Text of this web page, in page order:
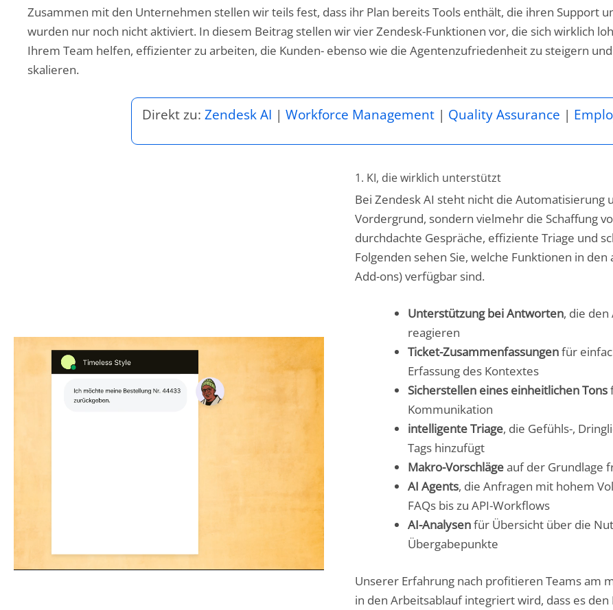
Zusammen mit den Unternehmen stellen wir teils fest, dass ihr Plan bereits Tools enthält, die ihren Support
wurden nur noch nicht aktiviert. In diesem Beitrag stellen wir vier Zendesk-Funktionen vor, die sich wirklich
Ihrem Team helfen, effizienter zu arbeiten, die Kunden- ebenso wie die Agentenzufriedenheit zu steigern
skalieren.
Direkt zu: Zendesk AI | Workforce Management | Quality Assurance |
1. KI, die wirklich unterstützt
Bei Zendesk AI steht nicht die Automatisierung
Vordergrund, sondern vielmehr die Schaffung
durchdachte Gespräche, effiziente Triage und
Folgenden sehen Sie, welche Funktionen in
Add-ons) verfügbar sind.
Unterstützung bei Antworten, die den
reagieren
Ticket-Zusammenfassungenfür
Erfassung des Kontextes
Sicherstellen eines einheitlichen Tons
Kommunikation
intelligente Triage, die Gefühls-,
Tags hinzufügt
Makro-Vorschlägeauf der Grundlage
AI Agents, die Anfragen mit hohem
FAQs bis zu API-Workflows
AI-Analysenfür Übersicht über die
Übergabepunkte
Unserer Erfahrung nach profitieren Teams am
in den Arbeitsablauf integriert wird, dass es